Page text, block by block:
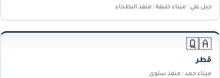
جبل علي · ميناء خليفة · منفذ البطحاء
🇶🇦
قطر
ميناء حمد · منفذ سلوى